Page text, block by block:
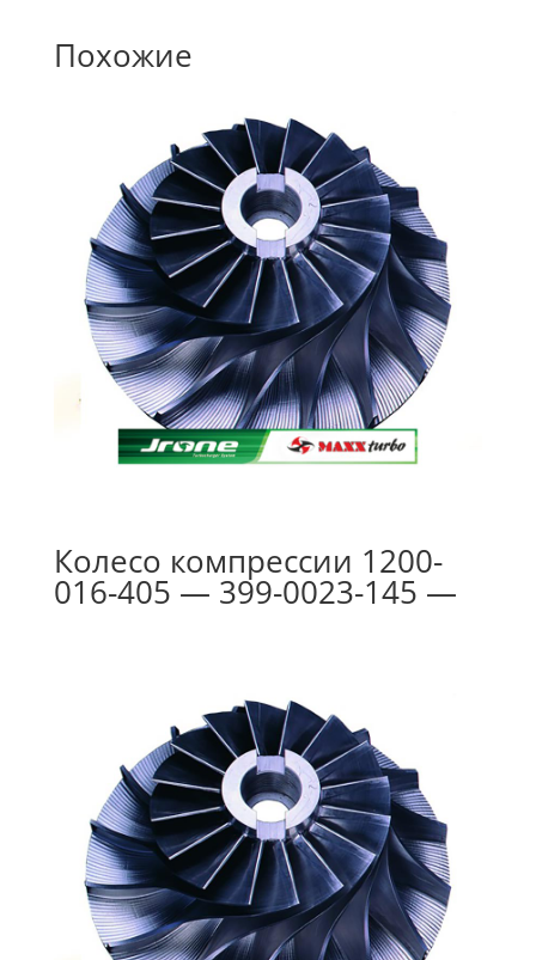
Похожие
Колесо компрессии 1200-
016-405 — 399-0023-145 —